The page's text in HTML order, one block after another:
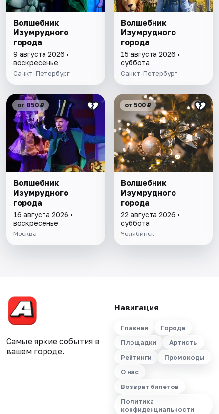
Волшебник
Изумрудного
города
9 августа 2026 •
воскресенье
Санкт-Петербург
Волшебник
Изумрудного
города
15 августа 2026 •
суббота
Санкт-Петербург
от 850 ₽
Волшебник
Изумрудного
города
16 августа 2026 •
воскресенье
Москва
от 500 ₽
Волшебник
Изумрудного
города
22 августа 2026 •
суббота
Челябинск
Самые яркие события в
вашем городе.
Навигация
Главная
Города
Площадки
Артисты
Рейтинги
Промокоды
О нас
Возврат билетов
Политика
конфиденциальности